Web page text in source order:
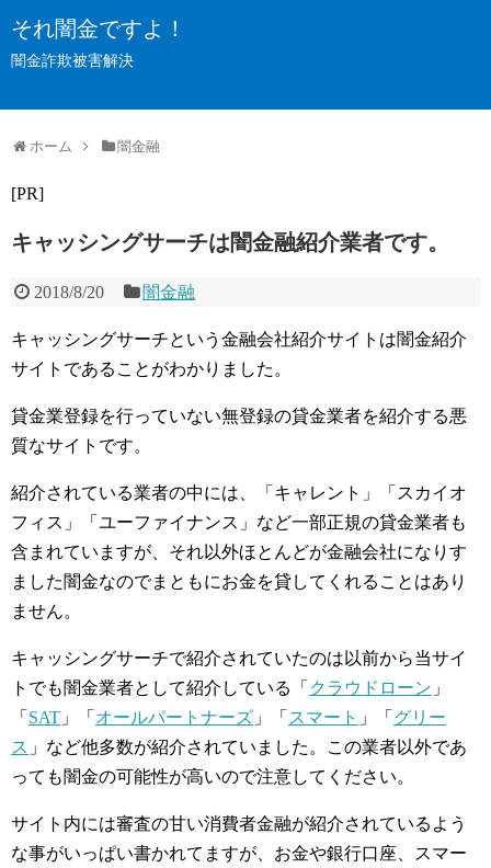
それ闇金ですよ！
闇金詐欺被害解決
ホーム 闇金融
[PR]
キャッシングサーチは闇金融紹介業者です。
2018/8/20 闇金融
キャッシングサーチという金融会社紹介サイトは闇金紹介
サイトであることがわかりました。
貸金業登録を行っていない無登録の貸金業者を紹介する悪
質なサイトです。
紹介されている業者の中には、「キャレント」「スカイオ
フィス」「ユーファイナンス」など一部正規の貸金業者も
含まれていますが、それ以外ほとんどが金融会社になりす
ました闇金なのでまともにお金を貸してくれることはあり
ません。
キャッシングサーチで紹介されていたのは以前から当サイ
トでも闇金業者として紹介している「 クラウドローン 」
「 SAT 」「 オールパートナーズ 」「 スマート 」「 グリー
ス 」など他多数が紹介されていました。この業者以外であ
っても闇金の可能性が高いので注意してください。
サイト内には審査の甘い消費者金融が紹介されているよう
な事がいっぱい書かれてますが、お金や銀行口座、スマー